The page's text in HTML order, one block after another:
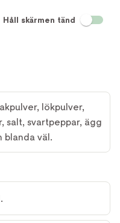
Håll skärmen tänd
lökpulver,
salt, svartpeppar, ägg
blanda väl.